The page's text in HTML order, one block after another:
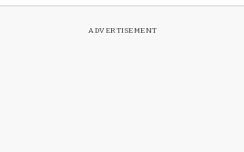
ADVERTISEMENT